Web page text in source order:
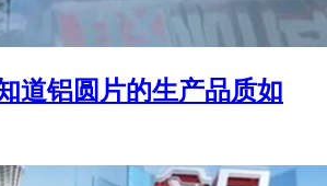
道铝圆片的生产品质如